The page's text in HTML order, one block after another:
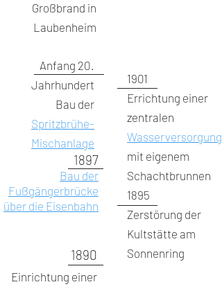
Großbrand in
Laubenheim
1901
Errichtung einer
zentralen
Wasserversorgung
mit eigenem
Schachtbrunnen
1897
Bau der
Fußgängerbrücke
über die Eisenbahn
1890
Einrichtung einer
1895
Zerstörung der
Kultstätte am
Sonnenring
Anfang 20.
Jahrhundert
Bau der
Spritzbrühe-
Mischanlage